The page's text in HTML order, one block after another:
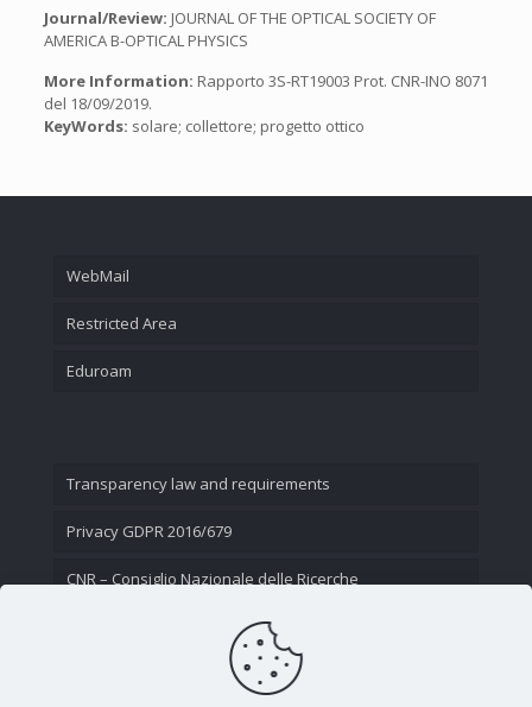
Journal/Review: JOURNAL OF THE OPTICAL SOCIETY OF
AMERICA B-OPTICAL PHYSICS
More Information: Rapporto 3S-RT19003 Prot. CNR-INO 8071
del 18/09/2019.
KeyWords: solare; collettore; progetto ottico
WebMail
Restricted Area
Eduroam
Transparency law and requirements
Privacy GDPR 2016/679
CNR – Consiglio Nazionale delle Ricerche